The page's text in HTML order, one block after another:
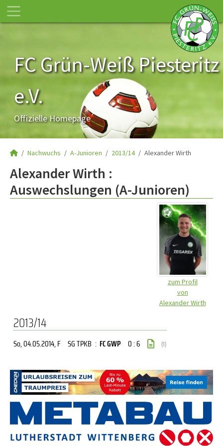
FC Grün-Weiß Piesteritz
e.V.
Offizielle Homepage
Nachwuchs A-Junioren 2013/14 Alexander Wirth
Alexander Wirth :
Auswechslungen (A-Junioren)
zum Profil
von
Alexander Wirth
2013/14
So, 04.05.2014, F SG TPKB : FC GWP 0 : 6 (1)